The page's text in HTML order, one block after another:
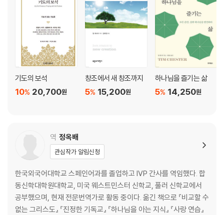
기도의 보석
20,700원
10%
창조에서 새 창조까지
15,200원
5%
하나님을 즐기는 삶
14,250원
5%
역 정옥배
관심작가 알림신청
한국외국어대학교 스페인어과를 졸업하고 IVP 간사를 역임했다. 합
동신학대학원대학교, 미국 웨스트민스터 신학교, 풀러 신학교에서
공부했으며, 현재 전문번역가로 활동 중이다. 옮긴 책으로 『비교할 수
없는 그리스도』 『진정한 기독교』 『하나님을 아는 지식』 『사랑 연습』